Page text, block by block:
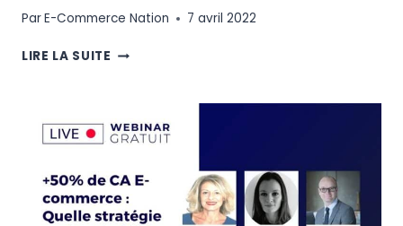
ParE-Commerce Nation 7 avril 2022
LIRE LA SUITE STEERFOX
QUOI
VENDRE,
LE
VENDRE
ET